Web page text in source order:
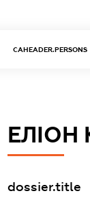
CAHEADER.PERSONS
ЕЛІОН
dossier.title